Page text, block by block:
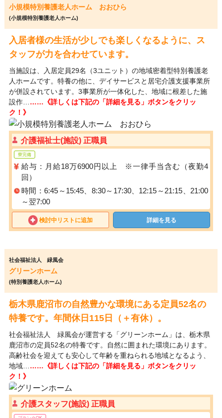
小規模特別養護老人ホーム おおひら
(小規模特別養護老人ホーム)
入居者様の生活が少しでも楽しくなるように、ス
タッフが力を合わせています。
当施設は、入居定員29名（3ユニット）の地域密着型特別養護老
人ホームです。特養の他に、デイサービスと居宅介護支援事業所
が併設されています。3事業所が一体化した、地域に根差した施
設作… ……《詳しくは下記の「詳細を見る」ボタンをクリッ
ク！》
介護福祉士(施設) 正職員
寮完備
給与：月給18万6900円以上 ※一律手当含む（夜勤4
回）
時間：6:45～15:45、8:30～17:30、12:15～21:15、21:00
～翌7:00
検討中リストに追加 詳細を見る
社会福祉法人 緑風会
グリーンホーム
(特別養護老人ホーム)
栃木県鹿沼市の自然豊かな環境にある定員52名の
特養です。年間休日115日（＋有休）。
社会福祉法人 緑風会が運営する「グリーンホーム」は、栃木県
鹿沼市の定員52名の特養です。自然に囲まれた環境にあります。
高齢社会を迎えても安心して年齢を重ねられる地域となるよう、
地域… ……《詳しくは下記の「詳細を見る」ボタンをクリッ
ク！》
介護スタッフ(施設) 正職員